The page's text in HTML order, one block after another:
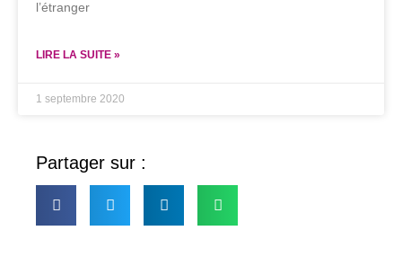
l’étranger
LIRE LA SUITE »
1 septembre 2020
Partager sur :